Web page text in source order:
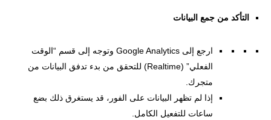
التأكد من جمع البيانات
ارجع إلى Google Analytics وتوجه إلى قسم “الوقت
الفعلي” (Realtime) للتحقق من بدء تدفق البيانات من
متجرك.
إذا لم تظهر البيانات على الفور، قد يستغرق ذلك بضع
ساعات للتفعيل الكامل.